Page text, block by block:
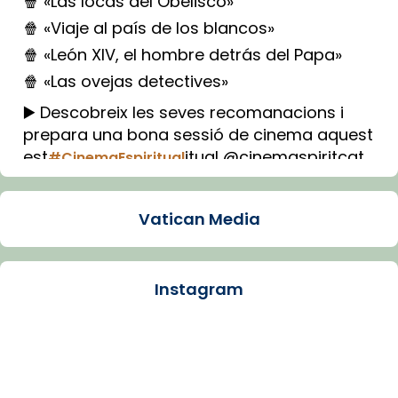
🍿 «Viaje al país de los blancos»
🍿 «León XIV, el hombre detrás del Papa»
🍿 «Las ovejas detectives»
▶️ Descobreix les seves recomanacions i
prepara una bona sessió de cinema aquest
est#CinemaEspiritualitual @cinemaspiritcat
Imatge: Generada amb IA (OpenAI)
View on Facebook · Share
Arquebisbat de Barcelona
Vatican Media
Instagram